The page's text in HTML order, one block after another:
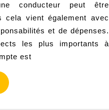
de
l’assurance
pour
jeune
conducteur
conducteur peut être
cela vient également avec
et de dépenses.
les plus importants à
est
READ
MORE